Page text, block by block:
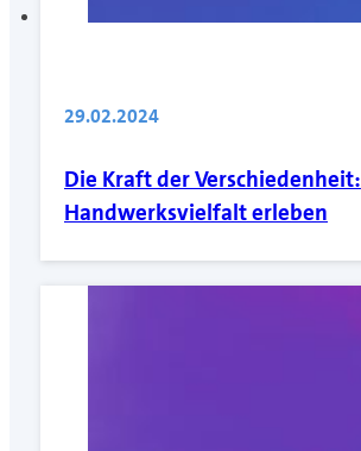
29.02.2024
Die Kraft der Verschiedenheit:
Handwerksvielfalt erleben